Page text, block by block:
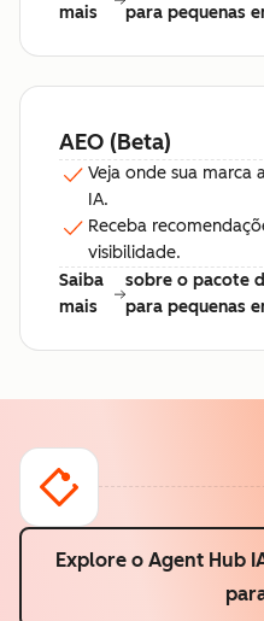
mais
para pequenas
AEO (Beta)
Veja onde sua marca
IA.
Receba
visibilidade.
Saiba
mais
sobre o pacote
para pequenas
Explore o Agent Hub